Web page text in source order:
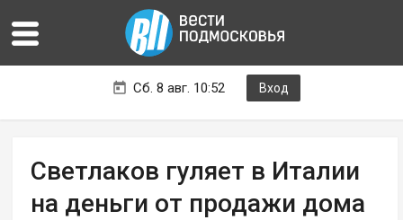
Сб. 8 авг. 10:52 Вход
Светлаков гуляет в Италии
на деньги от продажи дома